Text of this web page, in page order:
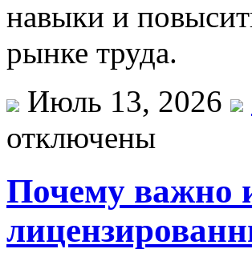
навыки и
рынке труда.
Июль 13, 2026
отключены
Почему важно